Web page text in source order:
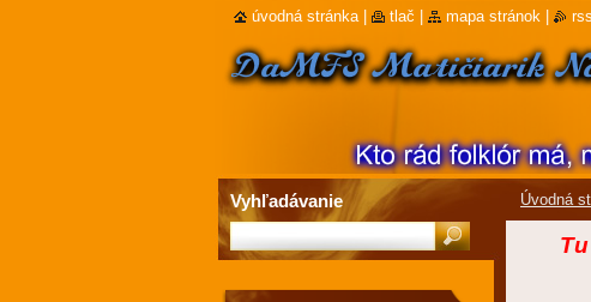
Úvodná
Vyhľadávanie
úvodná stránka tlač mapa stránok rss